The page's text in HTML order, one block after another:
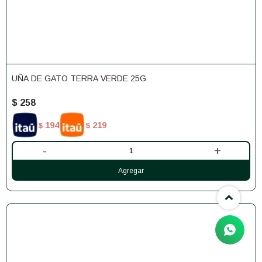
UÑA DE GATO TERRA VERDE 25G
$ 258
$ 194 $ 219
- +